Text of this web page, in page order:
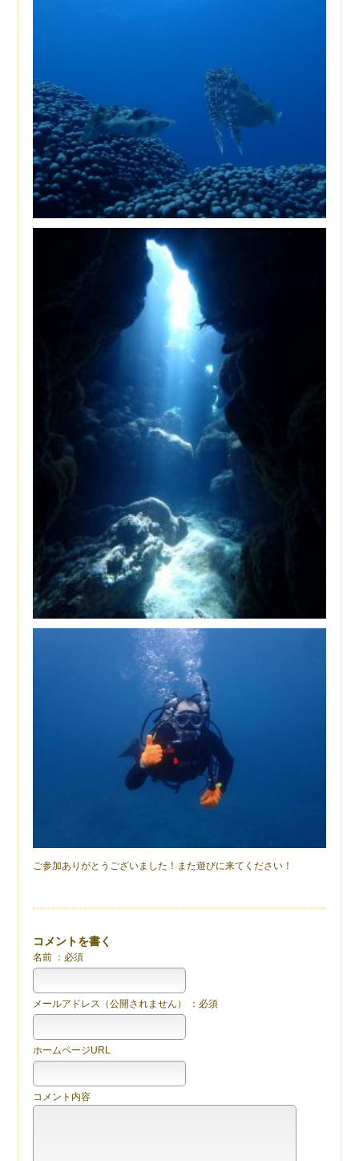
ご参加ありがとうございました！また遊びに来てください！
コメントを書く
名前 ：必須
メールアドレス（公開されません） ：必須
ホームページURL
コメント内容